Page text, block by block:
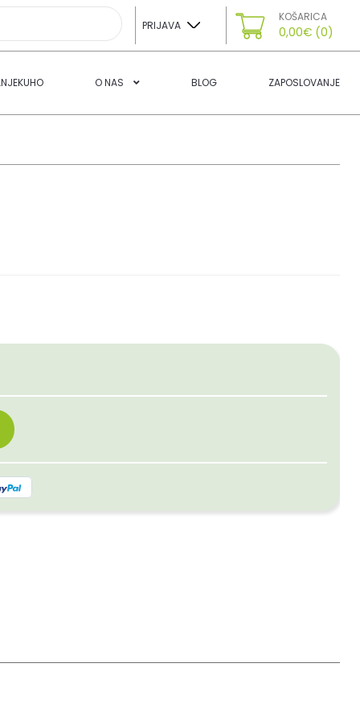
PRIJAVA
KOŠARICA
0,00€ (0)
O NAS BLOG ZAPOSLOVANJE